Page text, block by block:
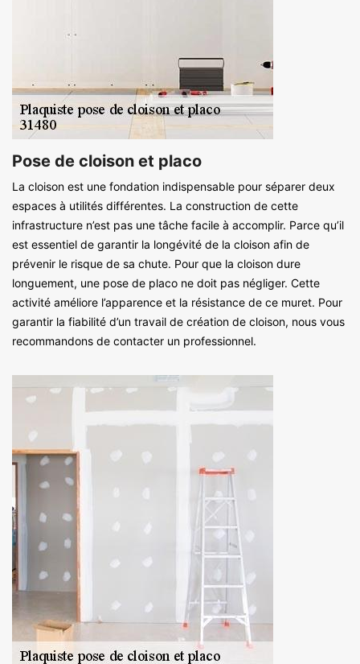
Pose de cloison et placo
La cloison est une fondation indispensable pour séparer deux
espaces à utilités différentes. La construction de cette
infrastructure n’est pas une tâche facile à accomplir. Parce qu’il
est essentiel de garantir la longévité de la cloison afin de
prévenir le risque de sa chute. Pour que la cloison dure
longuement, une pose de placo ne doit pas négliger. Cette
activité améliore l’apparence et la résistance de ce muret. Pour
garantir la fiabilité d’un travail de création de cloison, nous vous
recommandons de contacter un professionnel.